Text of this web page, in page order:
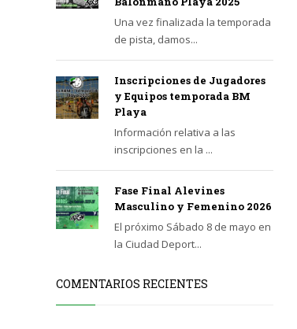
Una vez finalizada la temporada
de pista, damos...
Inscripciones de Jugadores
y Equipos temporada BM
Playa
Información relativa a las
inscripciones en la ...
Fase Final Alevines
Masculino y Femenino 2026
El próximo Sábado 8 de mayo en
la Ciudad Deport...
COMENTARIOS RECIENTES